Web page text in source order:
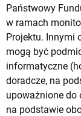
Państwowy
w ramach
Projektu. Innymi
mogą być
informatyczne
doradcze, na
upoważnione do
na podstawie